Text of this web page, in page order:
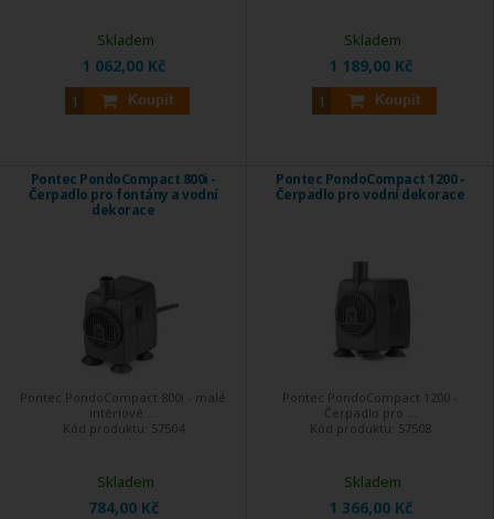
1 062,00 Kč
Koupit
Skladem
1 189,00 Kč
Koupit
Skladem
Pontec PondoCompact 800i -
Čerpadlo pro fontány a vodní
dekorace
Pontec PondoCompact 800i - malé
intériové ...
Kód produktu: 57504
784,00 Kč
Skladem
Pontec PondoCompact 1200 -
Čerpadlo pro vodní dekorace
Pontec PondoCompact 1200 -
Čerpadlo pro ...
Kód produktu: 57508
1 366,00 Kč
Skladem